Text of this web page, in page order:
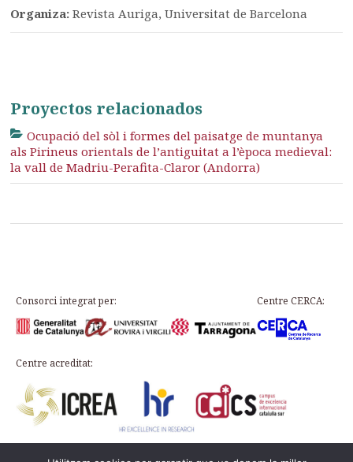
Organiza:Revista Auriga, Universitat de Barcelona
Proyectos relacionados
Ocupació del sòl i formes del paisatge de muntanya
als Pirineus orientals de l’antiguitat a l’època medieval:
la vall de Madriu-Perafita-Claror (Andorra)
Consorci integrat per: Centre CERCA:
Centre acreditat: